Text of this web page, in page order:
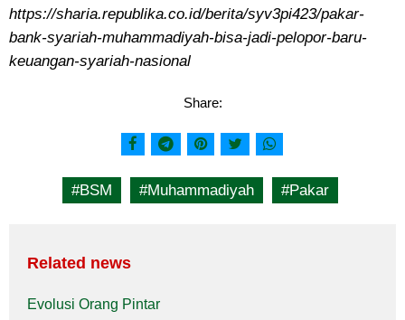
https://sharia.republika.co.id/berita/syv3pi423/pakar-
bank-syariah-muhammadiyah-bisa-jadi-pelopor-baru-
keuangan-syariah-nasional
Share:
#BSM #Muhammadiyah #Pakar
Related news
Evolusi Orang Pintar